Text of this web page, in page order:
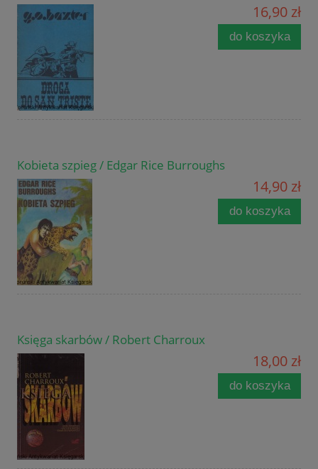
16,90 zł
do koszyka
Kobieta szpieg / Edgar Rice Burroughs
14,90 zł
do koszyka
Księga skarbów / Robert Charroux
18,00 zł
do koszyka